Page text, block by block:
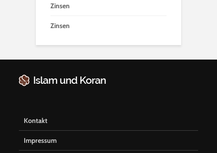
Zinsen
Zinsen
Kontakt
Impressum